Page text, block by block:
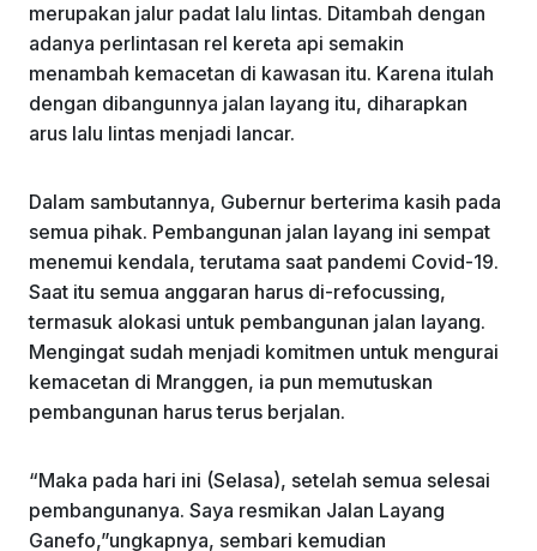
merupakan jalur padat lalu lintas. Ditambah dengan
adanya perlintasan rel kereta api semakin
menambah kemacetan di kawasan itu. Karena itulah
dengan dibangunnya jalan layang itu, diharapkan
arus lalu lintas menjadi lancar.
Dalam sambutannya, Gubernur berterima kasih pada
semua pihak. Pembangunan jalan layang ini sempat
menemui kendala, terutama saat pandemi Covid-19.
Saat itu semua anggaran harus di-refocussing,
termasuk alokasi untuk pembangunan jalan layang.
Mengingat sudah menjadi komitmen untuk mengurai
kemacetan di Mranggen, ia pun memutuskan
pembangunan harus terus berjalan.
“Maka pada hari ini (Selasa), setelah semua selesai
pembangunanya. Saya resmikan Jalan Layang
Ganefo,”ungkapnya, sembari kemudian